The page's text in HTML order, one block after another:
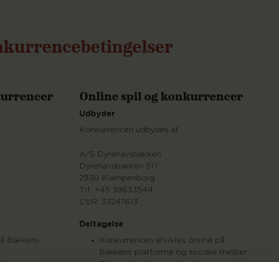
Bakkens
Online spil og konkurrencer
Udbyder
Konkurrencen udbydes af
A/S Dyrehavsbakken
Dyrehavsbakken 51.1
2930 Klampenborg
Tlf.: +45 39633544
CVR: 33247613
Deltagelse
Konkurrencen afvikles online på
Bakkens platforme og sociale medier